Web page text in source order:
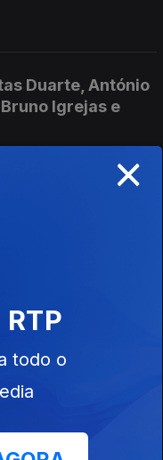
Duarte, António
Igrejas e
Vieira, Ana
Pinho, um
×
todo o